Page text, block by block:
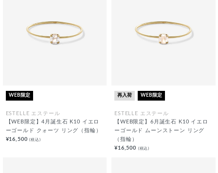
WEB限定
ESTELLE エステール
【WEB限定】4月誕生石 K10 イエロ
ーゴールド クォーツ リング（指輪）
¥16,500(税込)
再入荷 WEB限定
ESTELLE エステール
【WEB限定】6月誕生石 K10 イエロ
ーゴールド ムーンストーン リング
（指輪）
¥16,500 (税込)